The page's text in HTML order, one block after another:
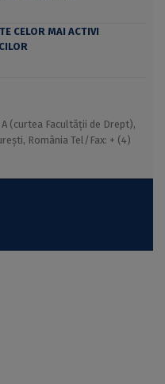
CELOR MAI ACTIVI
(curtea Facultății de Drept),
România Tel/Fax: + (4)